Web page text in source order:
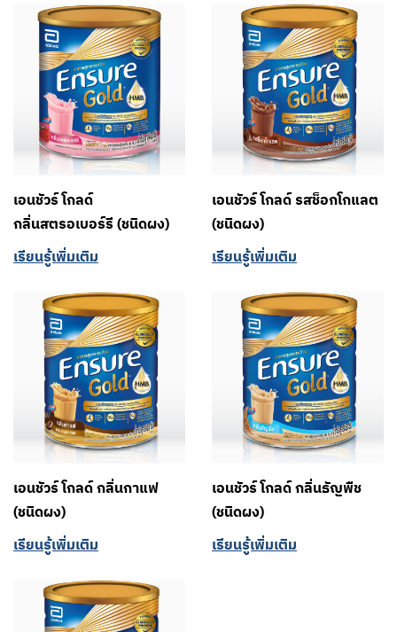
เอนชัวร์ โกลด์
กลิ่นสตรอเบอร์รี (ชนิดผง)
เรียนรู้เพิ่มเติม
เอนชัวร์ โกลด์ รสช็อกโกแลต
(ชนิดผง)
เรียนรู้เพิ่มเติม
เอนชัวร์ โกลด์ กลิ่นกาแฟ
(ชนิดผง)
เรียนรู้เพิ่มเติม
เอนชัวร์ โกลด์ กลิ่นธัญพืช
(ชนิดผง)
เรียนรู้เพิ่มเติม